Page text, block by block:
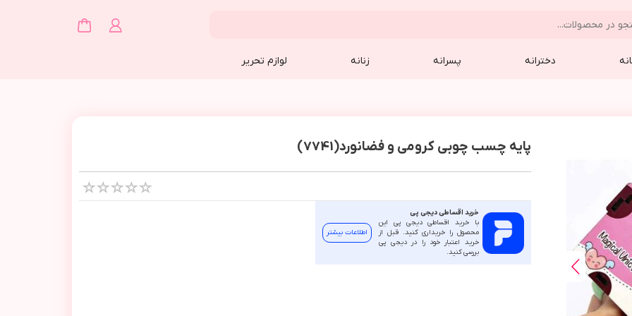
دخترانه پسرانه زنانه لوازم تحریر
پایه چسب چوبی کرومی و فضانورد(7741)
خرید اقساطی دیجی پی
با خرید اقساطی دیجی پی این
محصول را خریداری کنید. قبل از
خرید اعتبار خود را در دیجی پی
بررسی کنید.
اطلاعات بیشتر